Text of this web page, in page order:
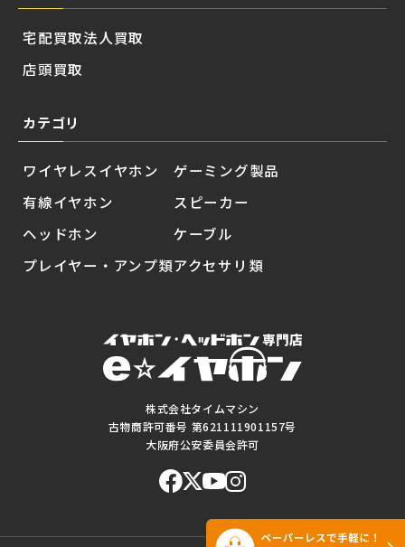
株式会社タイムマシン
古物商許可番号 第621111901157号
大阪府公安委員会許可
宅配買取
店頭買取
法人買取
カテゴリ
ワイヤレスイヤホン
有線イヤホン
ヘッドホン
プレイヤー・アンプ類
ゲーミング製品
スピーカー
ケーブル
アクセサリ類